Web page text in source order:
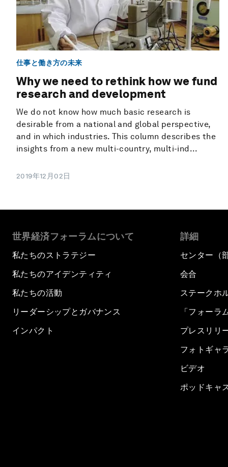
仕事と働き方の未来
Why we need to rethink how we fund
research and development
We do not know how much basic research is
desirable from a national and global perspective,
and in which industries. This column describes the
insights from a new multi-country, multi-ind...
2019年12月02日
世界経済フォーラムについて
私たちのストラテジー
私たちのアイデンティティ
私たちの活動
リーダーシップとガバナンス
インパクト
詳細
センター（
会合
ステークホ
「フォーラ
プレスリリ
フォトギャ
ビデオ
ポッドキャ